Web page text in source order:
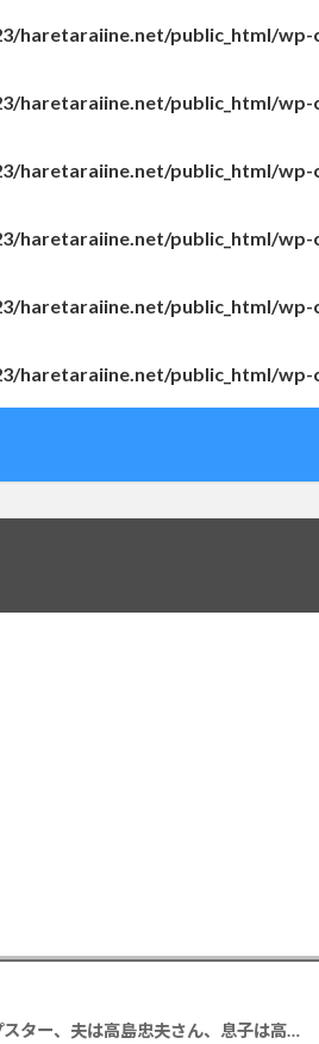
haretaraiine.net/public_html/
haretaraiine.net/public_html/
haretaraiine.net/public_html/
haretaraiine.net/public_html/
haretaraiine.net/public_html/
haretaraiine.net/public_html/
【訃報】寿美花代さん死去 94歳 老衰のため 元宝塚歌劇団トップスター、夫は高島忠夫さん、息子は高嶋政宏・政伸